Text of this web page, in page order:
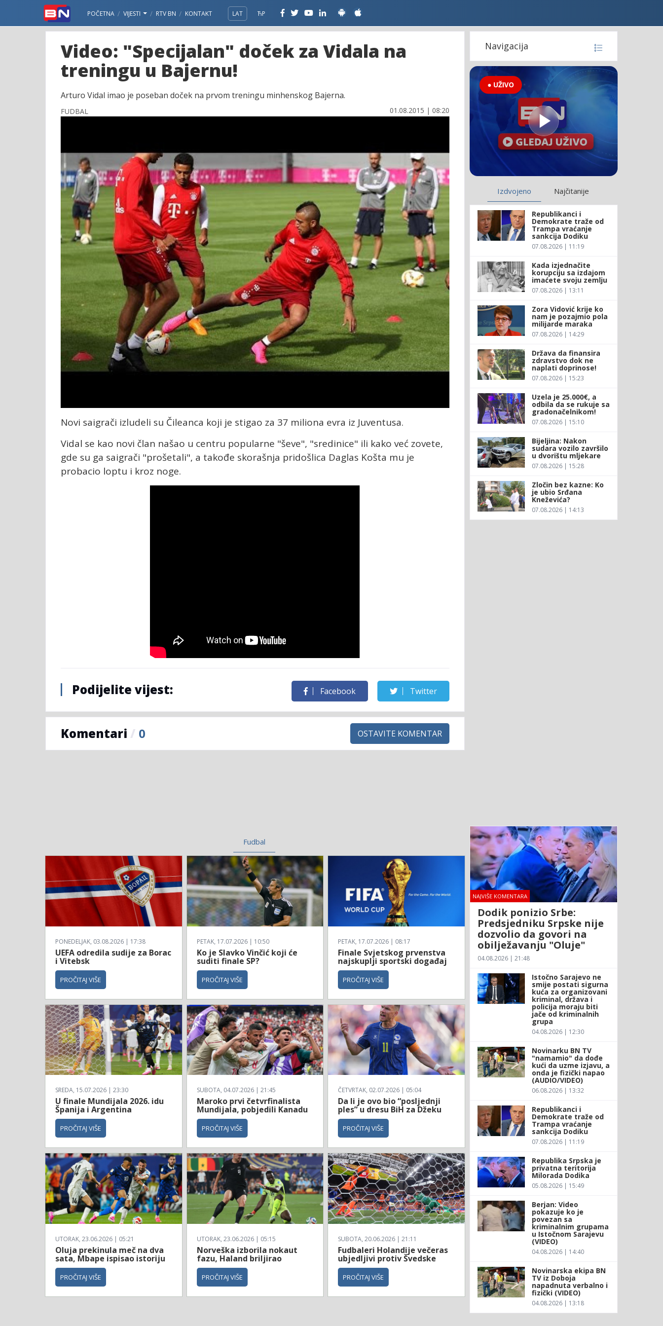
POČETNA VIJESTI RTV BN KONTAKT LAT ЋР
Video: "Specijalan" doček za Vidala na
treningu u Bajernu!
Arturo Vidal imao je poseban doček na prvom treningu minhenskog Bajerna.
FUDBAL 01.08.2015 | 08:20
Novi saigrači izludeli su Čileanca koji je stigao za 37 miliona evra iz Juventusa.
Vidal se kao novi član našao u centru popularne "ševe", "sredinice" ili kako već zovete,
gde su ga saigrači "prošetali", a takođe skorašnja pridošlica Daglas Košta mu je
probacio loptu i kroz noge.
Podijelite vijest: Facebook Twitter
Komentari / 0 OSTAVITE KOMENTAR
Fudbal
PONEDELJAK, 03.08.2026 | 17:38
UEFA odredila sudije za Borac
i Vitebsk
PROČITAJ VIŠE
PETAK, 17.07.2026 | 10:50
Ko je Slavko Vinčić koji će
suditi finale SP?
PROČITAJ VIŠE
PETAK, 17.07.2026 | 08:17
Finale Svjetskog prvenstva
najskuplji sportski događaj
PROČITAJ VIŠE
SREDA, 15.07.2026 | 23:30
U finale Mundijala 2026. idu
Španija i Argentina
PROČITAJ VIŠE
SUBOTA, 04.07.2026 | 21:45
Maroko prvi četvrfinalista
Mundijala, pobjedili Kanadu
PROČITAJ VIŠE
ČETVRTAK, 02.07.2026 | 05:04
Da li je ovo bio “posljednji
ples” u dresu BiH za Džeku
PROČITAJ VIŠE
UTORAK, 23.06.2026 | 05:21
Oluja prekinula meč na dva
sata, Mbape ispisao istoriju
PROČITAJ VIŠE
UTORAK, 23.06.2026 | 05:15
Norveška izborila nokaut
fazu, Haland briljirao
PROČITAJ VIŠE
SUBOTA, 20.06.2026 | 21:11
Fudbaleri Holandije večeras
ubjedljivi protiv Švedske
PROČITAJ VIŠE
Navigacija
● UŽIVO
Izdvojeno Najčitanije
Republikanci i
Demokrate traže od
Trampa vraćanje
sankcija Dodiku
07.08.2026 | 11:19
Kada izjednačite
korupciju sa izdajom
imaćete svoju zemlju
07.08.2026 | 13:11
Zora Vidović krije ko
nam je pozajmio pola
milijarde maraka
07.08.2026 | 14:29
Država da finansira
zdravstvo dok ne
naplati doprinose!
07.08.2026 | 15:23
Uzela je 25.000€, a
odbila da se rukuje sa
gradonačelnikom!
07.08.2026 | 15:10
Bijeljina: Nakon
sudara vozilo završilo
u dvorištu mljekare
07.08.2026 | 15:28
Zločin bez kazne: Ko
je ubio Srđana
Kneževića?
07.08.2026 | 14:13
NAJVIŠE KOMENTARA
Dodik ponizio Srbe:
Predsjedniku Srpske nije
dozvolio da govori na
obilježavanju "Oluje"
04.08.2026 | 21:48
Istočno Sarajevo ne
smije postati sigurna
kuća za organizovani
kriminal, država i
policija moraju biti
jače od kriminalnih
grupa
04.08.2026 | 12:30
Novinarku BN TV
"namamio" da dođe
kući da uzme izjavu, a
onda je fizički napao
(AUDIO/VIDEO)
06.08.2026 | 13:32
Republikanci i
Demokrate traže od
Trampa vraćanje
sankcija Dodiku
07.08.2026 | 11:19
Republika Srpska je
privatna teritorija
Milorada Dodika
05.08.2026 | 15:49
Berjan: Video
pokazuje ko je
povezan sa
kriminalnim grupama
u Istočnom Sarajevu
(VIDEO)
04.08.2026 | 14:40
Novinarska ekipa BN
TV iz Doboja
napadnuta verbalno i
fizički (VIDEO)
04.08.2026 | 13:18